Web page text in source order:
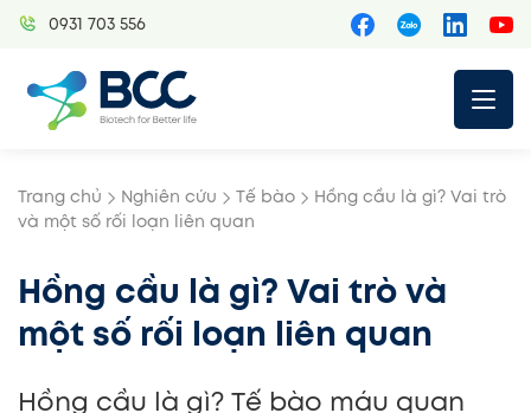
Skip
0931 703 556
Trang chủ Nghiên cứu Tế bào
Hồng cầu là gì? Vai trò
và một số rối loạn liên quan
Hồng cầu là gì? Vai trò và
một số rối loạn liên quan
Hồng cầu là gì? Tế bào máu quan